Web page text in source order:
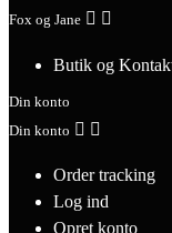
Fox og Jane  
Butik og
Din konto
Din konto  
Order tracking
Log ind
Opret konto